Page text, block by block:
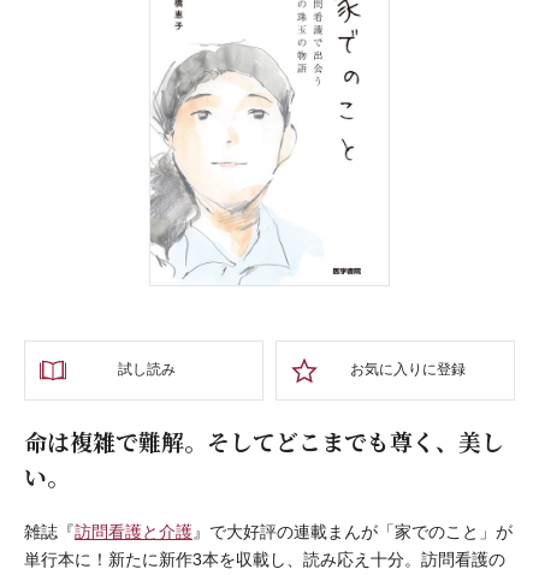
試し読み お気に入りに登録
命は複雑で難解。そしてどこまでも尊く、美し
い。
雑誌『訪問看護と介護』で大好評の連載まんが「家でのこと」が
単行本に！新たに新作3本を収載し、読み応え十分。訪問看護の